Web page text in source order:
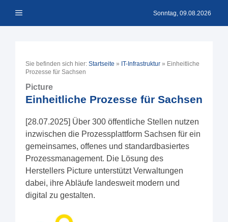
Inhalt Menü Sonntag, 09.08.2026
Sie befinden sich hier: Startseite » IT-Infrastruktur » Einheitliche
Prozesse für Sachsen
Picture
Einheitliche Prozesse für Sachsen
[28.07.2025] Über 300 öffentliche Stellen nutzen
inzwischen die Prozessplattform Sachsen für ein
gemeinsames, offenes und standardbasiertes
Prozessmanagement. Die Lösung des
Herstellers Picture unterstützt Verwaltungen
dabei, ihre Abläufe landesweit modern und
digital zu gestalten.